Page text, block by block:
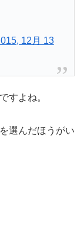
12月 13
すよね。
選んだほうがい